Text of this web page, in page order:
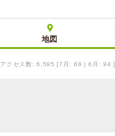
地図
アクセス数: 6,595 [7月: 68 | 6月: 94 ]